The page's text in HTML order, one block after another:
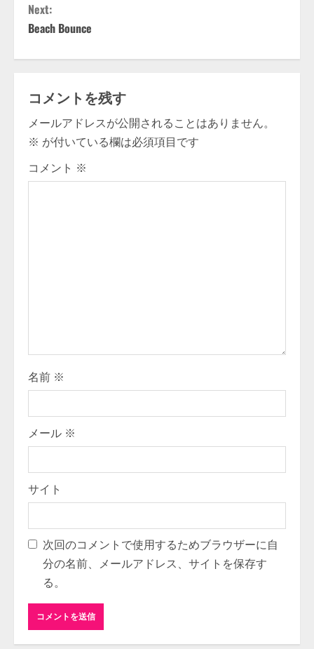
n
t
n
u
e
n
g
Next:
Beach Bounce
コメントを残す
メールアドレスが公開されることはありません。
※ が付いている欄は必須項目です
コメント ※
名前 ※
メール ※
サイト
次回のコメントで使用するためブラウザーに自
分の名前、メールアドレス、サイトを保存す
る。